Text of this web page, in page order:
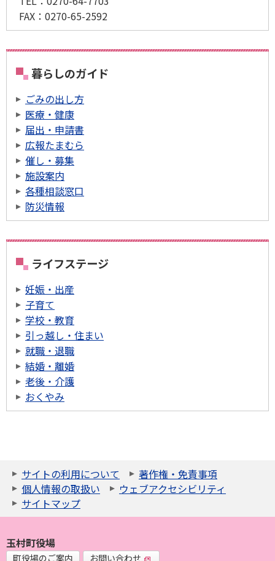
FAX： 0270-65-2592
暮らしのガイド
ごみの出し方
医療・健康
届出・申請書
広報たまむら
催し・募集
施設案内
各種相談窓口
防災情報
ライフステージ
妊娠・出産
子育て
学校・教育
引っ越し・住まい
就職・退職
結婚・離婚
老後・介護
おくやみ
サイトの利用について
著作権・免責事項
個人情報の取扱い
ウェブアクセシビリティ
サイトマップ
玉村町役場
町役場のご案内 お問い合わせ